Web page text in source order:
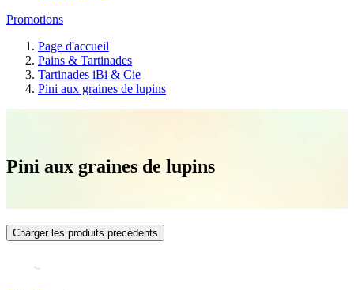
Promotions
Page d'accueil
Pains & Tartinades
Tartinades iBi & Cie
Pini aux graines de lupins
Pini aux graines de lupins
Charger les produits précédents